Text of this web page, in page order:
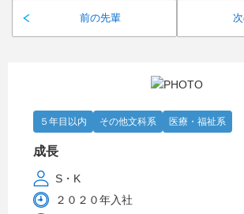
前の先輩
５年目以内 その他文科系 医療・福祉系
成長
S・K
２０２０年入社